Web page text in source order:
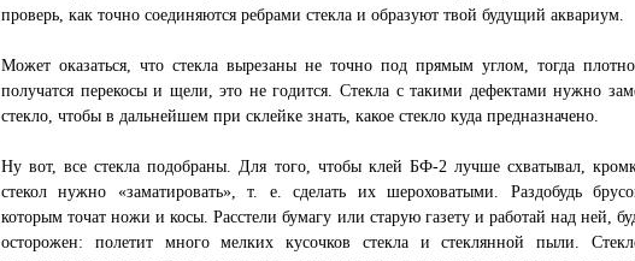
проверь, как точно соединяются ребрами стекла и образуют твой будущий аквариум.
Может оказаться, что стекла вырезаны не точно под прямым углом, тогда
получатся перекосы и щели, это не годится. Стекла с такими дефектами нужно
стекло, чтобы в дальнейшем при склейке знать, какое стекло куда предназначено.
Ну вот, все стекла подобраны. Для того, чтобы клей БФ-2 лучше схватывал,
стекол нужно «заматировать», т. е. сделать их шероховатыми. Раздобудь
которым точат ножи и косы. Расстели бумагу или старую газету и работай над ней,
осторожен: полетит много мелких кусочков стекла и стеклянной пыли.